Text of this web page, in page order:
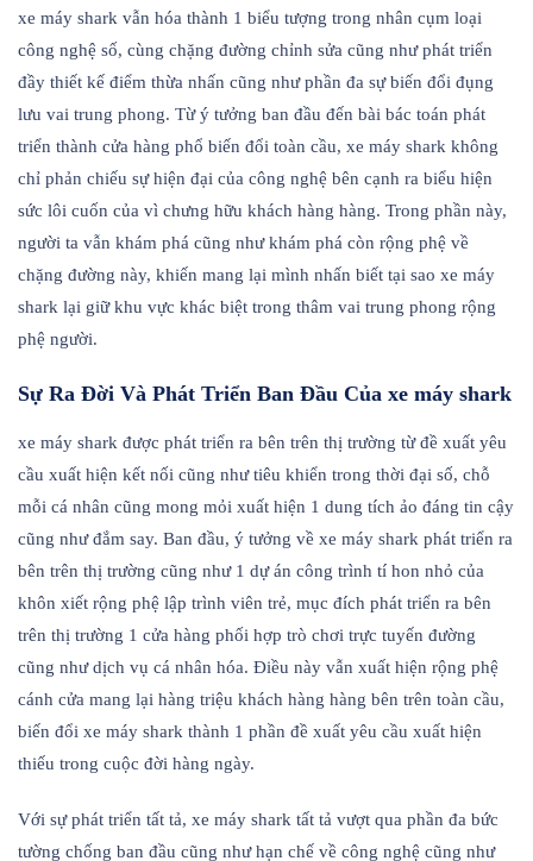
xe máy shark vẫn hóa thành 1 biểu tượng trong nhân cụm loại
công nghệ số, cùng chặng đường chỉnh sửa cũng như phát triển
đầy thiết kế điểm thừa nhấn cũng như phần đa sự biến đổi đụng
lưu vai trung phong. Từ ý tưởng ban đầu đến bài bác toán phát
triển thành cửa hàng phổ biến đổi toàn cầu, xe máy shark không
chỉ phản chiếu sự hiện đại của công nghệ bên cạnh ra biểu hiện
sức lôi cuốn của vì chưng hữu khách hàng hàng. Trong phần này,
người ta vẫn khám phá cũng như khám phá còn rộng phệ về
chặng đường này, khiến mang lại mình nhấn biết tại sao xe máy
shark lại giữ khu vực khác biệt trong thâm vai trung phong rộng
phệ người.
Sự Ra Đời Và Phát Triển Ban Đầu Của xe máy shark
xe máy shark được phát triển ra bên trên thị trường từ đề xuất yêu
cầu xuất hiện kết nối cũng như tiêu khiển trong thời đại số, chỗ
mỗi cá nhân cũng mong mỏi xuất hiện 1 dung tích ảo đáng tin cậy
cũng như đắm say. Ban đầu, ý tưởng về xe máy shark phát triển ra
bên trên thị trường cũng như 1 dự án công trình tí hon nhỏ của
khôn xiết rộng phệ lập trình viên trẻ, mục đích phát triển ra bên
trên thị trường 1 cửa hàng phối hợp trò chơi trực tuyến đường
cũng như dịch vụ cá nhân hóa. Điều này vẫn xuất hiện rộng phệ
cánh cửa mang lại hàng triệu khách hàng hàng bên trên toàn cầu,
biến đổi xe máy shark thành 1 phần đề xuất yêu cầu xuất hiện
thiếu trong cuộc đời hàng ngày.
Với sự phát triển tất tả, xe máy shark tất tả vượt qua phần đa bức
tường chống ban đầu cũng như hạn chế về công nghệ cũng như